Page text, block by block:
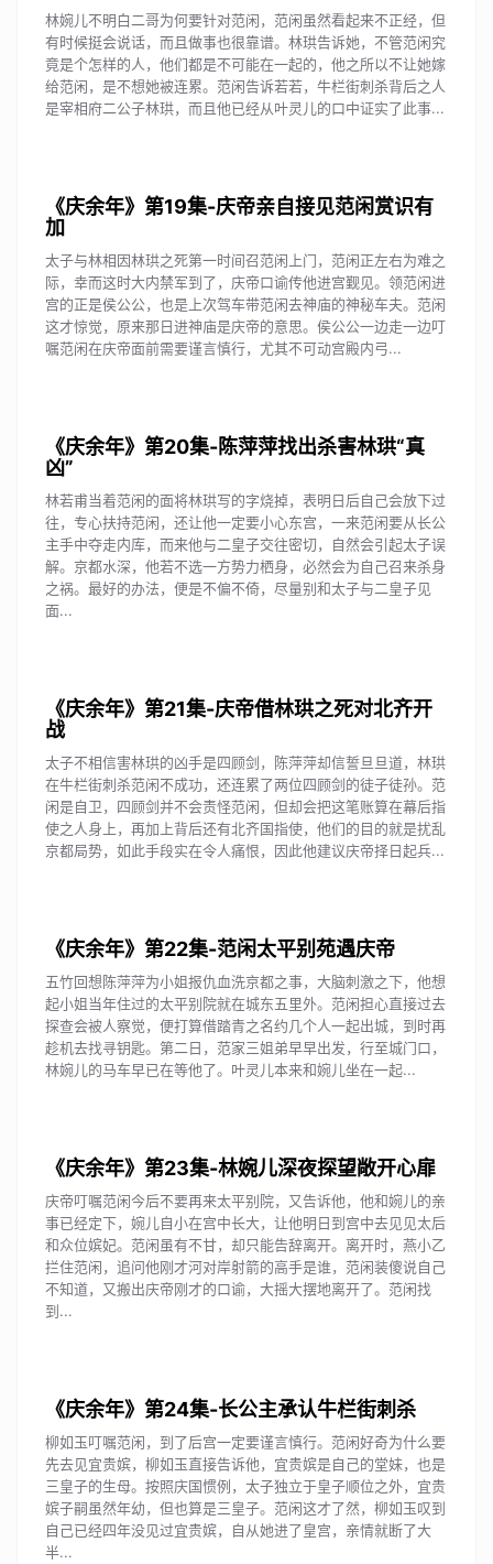
林婉儿不明白二哥为何要针对范闲，范闲虽然看起来不正经，但
有时候挺会说话，而且做事也很靠谱。林珙告诉她，不管范闲究
竟是个怎样的人，他们都是不可能在一起的，他之所以不让她嫁
给范闲，是不想她被连累。范闲告诉若若，牛栏街刺杀背后之人
是宰相府二公子林珙，而且他已经从叶灵儿的口中证实了此事...
《庆余年》第19集-庆帝亲自接见范闲赏识有
加
太子与林相因林珙之死第一时间召范闲上门，范闲正左右为难之
际，幸而这时大内禁军到了，庆帝口谕传他进宫觐见。领范闲进
宫的正是侯公公，也是上次驾车带范闲去神庙的神秘车夫。范闲
这才惊觉，原来那日进神庙是庆帝的意思。侯公公一边走一边叮
嘱范闲在庆帝面前需要谨言慎行，尤其不可动宫殿内弓...
《庆余年》第20集-陈萍萍找出杀害林珙“真
凶”
林若甫当着范闲的面将林珙写的字烧掉，表明日后自己会放下过
往，专心扶持范闲，还让他一定要小心东宫，一来范闲要从长公
主手中夺走内库，而来他与二皇子交往密切，自然会引起太子误
解。京都水深，他若不选一方势力栖身，必然会为自己召来杀身
之祸。最好的办法，便是不偏不倚，尽量别和太子与二皇子见
面...
《庆余年》第21集-庆帝借林珙之死对北齐开
战
太子不相信害林珙的凶手是四顾剑，陈萍萍却信誓旦旦道，林珙
在牛栏街刺杀范闲不成功，还连累了两位四顾剑的徒子徒孙。范
闲是自卫，四顾剑并不会责怪范闲，但却会把这笔账算在幕后指
使之人身上，再加上背后还有北齐国指使，他们的目的就是扰乱
京都局势，如此手段实在令人痛恨，因此他建议庆帝择日起兵...
《庆余年》第22集-范闲太平别苑遇庆帝
五竹回想陈萍萍为小姐报仇血洗京都之事，大脑刺激之下，他想
起小姐当年住过的太平别院就在城东五里外。范闲担心直接过去
探查会被人察觉，便打算借踏青之名约几个人一起出城，到时再
趁机去找寻钥匙。第二日，范家三姐弟早早出发，行至城门口，
林婉儿的马车早已在等他了。叶灵儿本来和婉儿坐在一起...
《庆余年》第23集-林婉儿深夜探望敞开心扉
庆帝叮嘱范闲今后不要再来太平别院，又告诉他，他和婉儿的亲
事已经定下，婉儿自小在宫中长大，让他明日到宫中去见见太后
和众位嫔妃。范闲虽有不甘，却只能告辞离开。离开时，燕小乙
拦住范闲，追问他刚才河对岸射箭的高手是谁，范闲装傻说自己
不知道，又搬出庆帝刚才的口谕，大摇大摆地离开了。范闲找
到...
《庆余年》第24集-长公主承认牛栏街刺杀
柳如玉叮嘱范闲，到了后宫一定要谨言慎行。范闲好奇为什么要
先去见宜贵嫔，柳如玉直接告诉他，宜贵嫔是自己的堂妹，也是
三皇子的生母。按照庆国惯例，太子独立于皇子顺位之外，宜贵
嫔子嗣虽然年幼，但也算是三皇子。范闲这才了然，柳如玉叹到
自己已经四年没见过宜贵嫔，自从她进了皇宫，亲情就断了大
半...